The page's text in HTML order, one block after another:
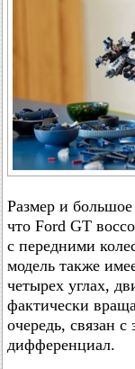
Размер и большое
что Ford GT
с передними
модель также
четырех углах,
фактически
очередь, связан
дифференциал.